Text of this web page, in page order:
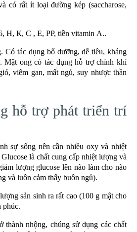
có rất ít loại đường kép (saccharose,
Н, К, С , Е, РР, tiền vitamin А..
tác dụng bổ dưỡng, dễ tiêu, kháng
Mật ong có tác dụng hỗ trợ chính khí
viêm gan, mất ngủ, suy nhược thần
hỗ trợ phát triển trí
sự sống nên cần nhiều oxy và nhiệt
là chất cung cấp nhiệt lượng và
lượng glucose lên não làm cho não
và luôn cảm thấy buồn ngủ).
sản sinh ra rất cao (100 g mật cho
phúc.
nhộng, chúng sử dụng các chất